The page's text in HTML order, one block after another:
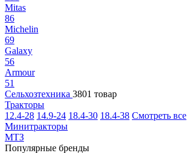
Mitas
86
Michelin
69
Galaxy
56
Armour
51
Сельхозтехника 3801 товар
Тракторы
12.4-28 14.9-24 18.4-30 18.4-38 Смотреть все
Минитракторы
МТЗ
Популярные бренды